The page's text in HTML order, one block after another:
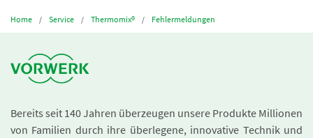
Home Service Thermomix® Fehlermeldungen
Bereits seit 140 Jahren überzeugen unsere Produkte Millionen
von Familien durch ihre überlegene, innovative Technik und